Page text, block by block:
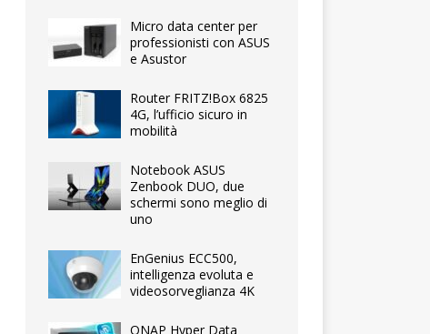
Micro data center per
professionisti con ASUS
e Asustor
Router FRITZ!Box 6825
4G, l’ufficio sicuro in
mobilità
Notebook ASUS
Zenbook DUO, due
schermi sono meglio di
uno
EnGenius ECC500,
intelligenza evoluta e
videosorveglianza 4K
QNAP Hyper Data